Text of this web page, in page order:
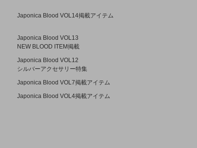
Japonica Blood VOL14掲載アイテム
Japonica Blood VOL13
NEW BLOOD ITEM掲載
Japonica Blood VOL12
シルバーアクセサリー特集
Japonica Blood VOL7掲載アイテム
Japonica Blood VOL4掲載アイテム